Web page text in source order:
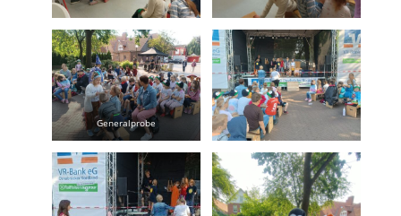
Generalprobe